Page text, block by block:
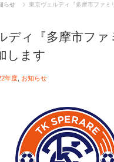
らせ 東京ヴェルディ『多摩市ファミ
ディ『多摩市ファ
します
年度 お知らせ